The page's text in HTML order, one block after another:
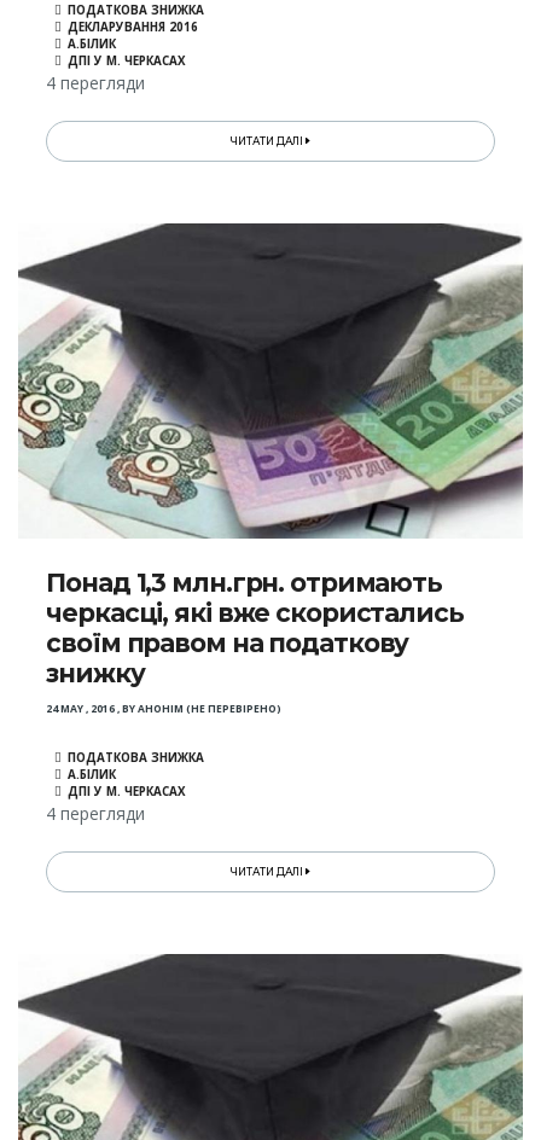
ПОДАТКОВА ЗНИЖКА
ДЕКЛАРУВАННЯ 2016
А.БІЛИК
ДПІ У М. ЧЕРКАСАХ
4 перегляди
ЧИТАТИ ДАЛІ
Понад 1,3 млн.грн. отримають
черкасці, які вже скористались
своїм правом на податкову
знижку
24 MAY , 2016,BYАНОНІМ (НЕ ПЕРЕВІРЕНО)
ПОДАТКОВА ЗНИЖКА
А.БІЛИК
ДПІ У М. ЧЕРКАСАХ
4 перегляди
ЧИТАТИ ДАЛІ